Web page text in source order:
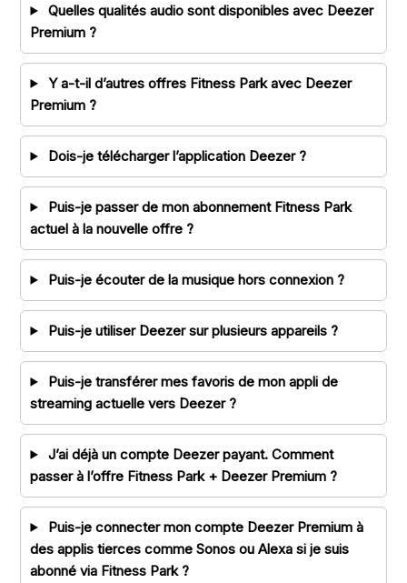
Quelles qualités audio sont disponibles avec Deezer
Premium ?
Y a-t-il d’autres offres Fitness Park avec Deezer
Premium ?
Dois-je télécharger l’application Deezer ?
Puis-je passer de mon abonnement Fitness Park
actuel à la nouvelle offre ?
Puis-je écouter de la musique hors connexion ?
Puis-je utiliser Deezer sur plusieurs appareils ?
Puis-je transférer mes favoris de mon appli de
streaming actuelle vers Deezer ?
J’ai déjà un compte Deezer payant. Comment
passer à l’offre Fitness Park + Deezer Premium ?
Puis-je connecter mon compte Deezer Premium à
des applis tierces comme Sonos ou Alexa si je suis
abonné via Fitness Park ?